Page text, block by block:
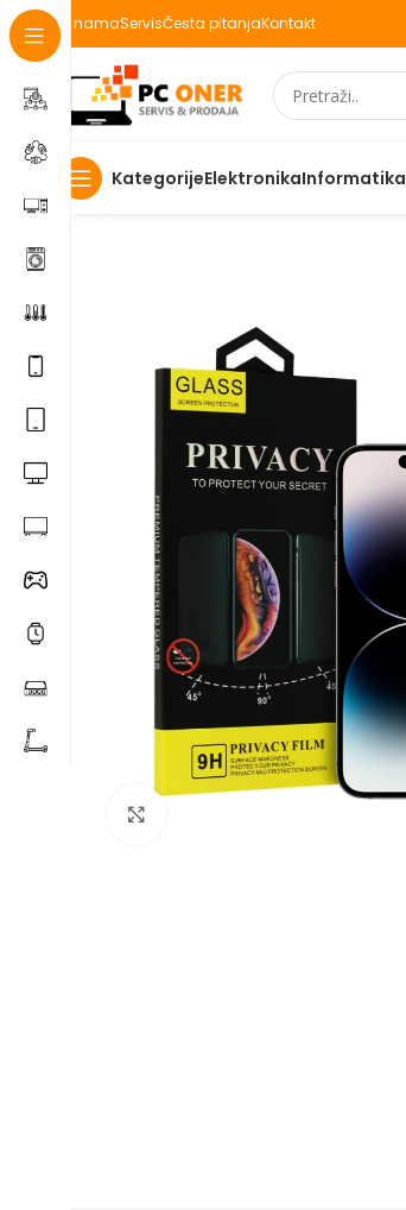
O namaServisČesta pitanjaKontakt
KategorijeElektronikaInformatika
Početna